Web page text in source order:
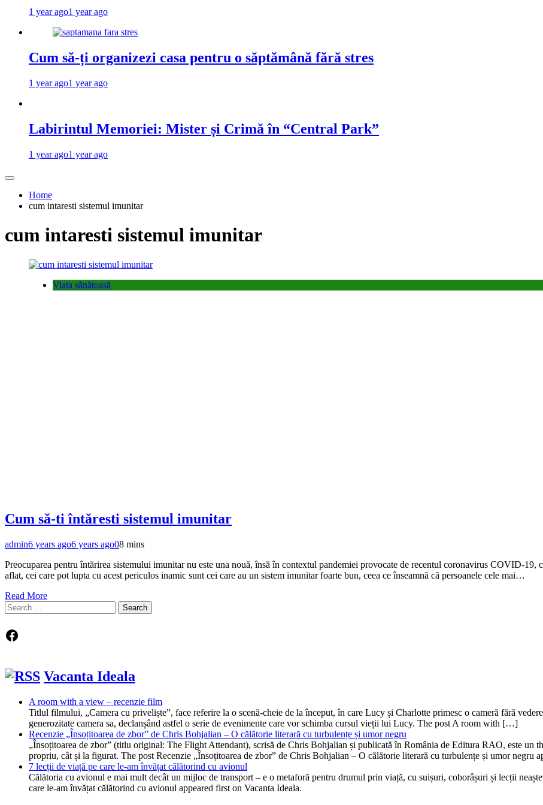
1 year ago1 year ago
Cum să-ți organizezi casa pentru o săptămână fără stres
1 year ago1 year ago
Labirintul Memoriei: Mister și Crimă în “Central Park”
1 year ago1 year ago
Home
cum intaresti sistemul imunitar
cum intaresti sistemul imunitar
Viata sănătoasă
Cum să-ti întăresti sistemul imunitar
admin6 years ago6 years ago08 mins
Preocuparea pentru întărirea sistemului imunitar nu este una nouă, însă în contextul pandemiei provocate de recentul coronavirus COVID-19,
aflat, cei care pot lupta cu acest periculos inamic sunt cei care au un sistem imunitar foarte bun, ceea ce înseamnă că persoanele cele mai…
Read More
Search
for:
Facebook
Vacanta Ideala
A room with a view – recenzie film
Titlul filmului, „Camera cu priveliște”, face referire la o scenă-cheie de la început, în care Lucy și Charlotte primesc o cameră fără
generozitate camera sa, declanșând astfel o serie de evenimente care vor schimba cursul vieții lui Lucy. The post A room with […]
Recenzie „Însoțitoarea de zbor” de Chris Bohjalian – O călătorie literară cu turbulențe și umor negru
„Însoțitoarea de zbor” (titlu original: The Flight Attendant), scrisă de Chris Bohjalian și publicată în România de Editura RAO, este un
propriu, cât și la figurat. The post Recenzie „Însoțitoarea de zbor” de Chris Bohjalian – O călătorie literară cu turbulențe și umor negru
7 lecții de viață pe care le-am învățat călătorind cu avionul
Călătoria cu avionul e mai mult decât un mijloc de transport – e o metaforă pentru drumul prin viață, cu suișuri, coborâșuri și lecții
care le-am învățat călătorind cu avionul appeared first on Vacanta Ideala.